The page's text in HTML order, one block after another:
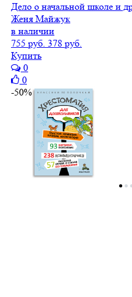
Дело о начальной школе и
Женя Майжук
в наличии
755 руб. 378 руб.
Купить
0
0
-50%